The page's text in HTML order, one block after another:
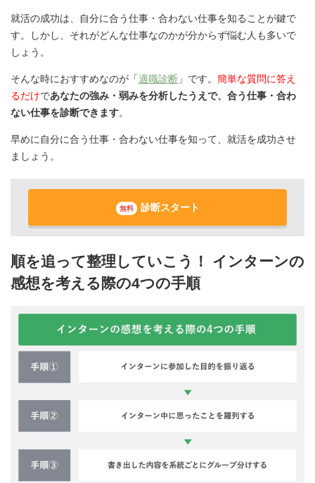
就活の成功は、自分に合う仕事・合わない仕事を知ることが鍵で
す。しかし、それがどんな仕事なのかが分からず悩む人も多いで
しょう。
そんな時におすすめなのが「適職診断 」です。 簡単な質問に答え
るだけであなたの強み・弱みを分析したうえで、合う仕事・合わ
ない仕事を診断できます。
早めに自分に合う仕事・合わない仕事を知って、就活を成功させ
ましょう。
無料 診断スタート
順を追って整理していこう！ インターンの
感想を考える際の4つの手順